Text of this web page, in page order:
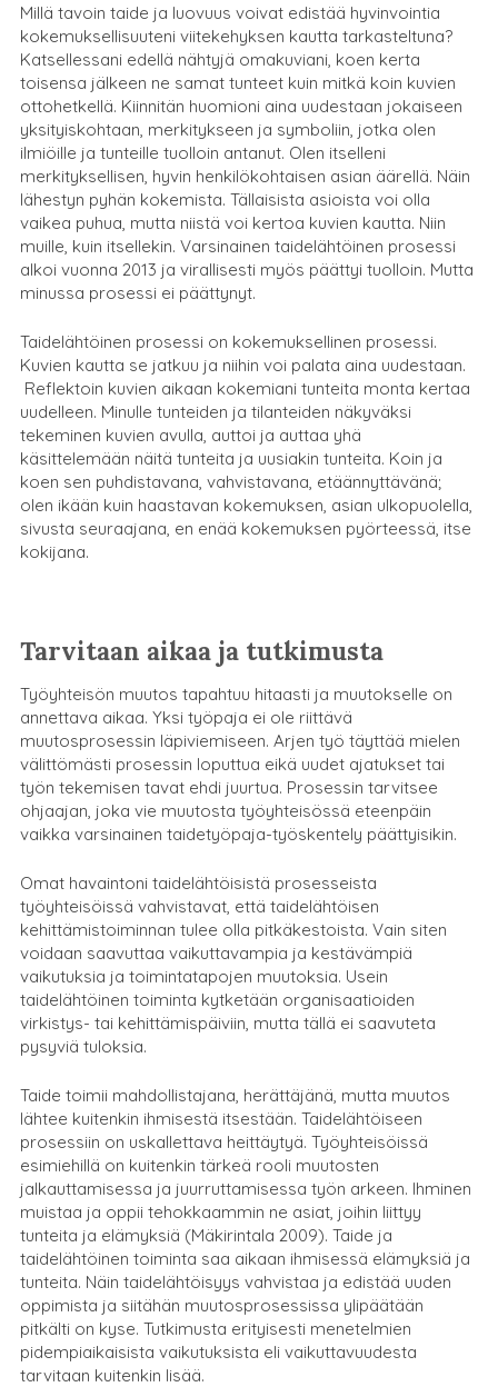
Millä tavoin taide ja luovuus voivat edistää hyvinvointia
kokemuksellisuuteni viitekehyksen kautta tarkasteltuna?
Katsellessani edellä nähtyjä omakuviani, koen kerta
toisensa jälkeen ne samat tunteet kuin mitkä koin kuvien
ottohetkellä. Kiinnitän huomioni aina uudestaan jokaiseen
yksityiskohtaan, merkitykseen ja symboliin, jotka olen
ilmiöille ja tunteille tuolloin antanut. Olen itselleni
merkityksellisen, hyvin henkilökohtaisen asian äärellä. Näin
lähestyn pyhän kokemista. Tällaisista asioista voi olla
vaikea puhua, mutta niistä voi kertoa kuvien kautta. Niin
muille, kuin itsellekin. Varsinainen taidelähtöinen prosessi
alkoi vuonna 2013 ja virallisesti myös päättyi tuolloin. Mutta
minussa prosessi ei päättynyt.
Taidelähtöinen prosessi on kokemuksellinen prosessi.
Kuvien kautta se jatkuu ja niihin voi palata aina uudestaan.
Reflektoin kuvien aikaan kokemiani tunteita monta kertaa
uudelleen. Minulle tunteiden ja tilanteiden näkyväksi
tekeminen kuvien avulla, auttoi ja auttaa yhä
käsittelemään näitä tunteita ja uusiakin tunteita. Koin ja
koen sen puhdistavana, vahvistavana, etäännyttävänä;
olen ikään kuin haastavan kokemuksen, asian ulkopuolella,
sivusta seuraajana, en enää kokemuksen pyörteessä, itse
kokijana.
Tarvitaan aikaa ja tutkimusta
Työyhteisön muutos tapahtuu hitaasti ja muutokselle on
annettava aikaa. Yksi työpaja ei ole riittävä
muutosprosessin läpiviemiseen. Arjen työ täyttää mielen
välittömästi prosessin loputtua eikä uudet ajatukset tai
työn tekemisen tavat ehdi juurtua. Prosessin tarvitsee
ohjaajan, joka vie muutosta työyhteisössä eteenpäin
vaikka varsinainen taidetyöpaja-työskentely päättyisikin.
Omat havaintoni taidelähtöisistä prosesseista
työyhteisöissä vahvistavat, että taidelähtöisen
kehittämistoiminnan tulee olla pitkäkestoista. Vain siten
voidaan saavuttaa vaikuttavampia ja kestävämpiä
vaikutuksia ja toimintatapojen muutoksia. Usein
taidelähtöinen toiminta kytketään organisaatioiden
virkistys- tai kehittämispäiviin, mutta tällä ei saavuteta
pysyviä tuloksia.
Taide toimii mahdollistajana, herättäjänä, mutta muutos
lähtee kuitenkin ihmisestä itsestään. Taidelähtöiseen
prosessiin on uskallettava heittäytyä. Työyhteisöissä
esimiehillä on kuitenkin tärkeä rooli muutosten
jalkauttamisessa ja juurruttamisessa työn arkeen. Ihminen
muistaa ja oppii tehokkaammin ne asiat, joihin liittyy
tunteita ja elämyksiä (Mäkirintala 2009). Taide ja
taidelähtöinen toiminta saa aikaan ihmisessä elämyksiä ja
tunteita. Näin taidelähtöisyys vahvistaa ja edistää uuden
oppimista ja siitähän muutosprosessissa ylipäätään
pitkälti on kyse. Tutkimusta erityisesti menetelmien
pidempiaikaisista vaikutuksista eli vaikuttavuudesta
tarvitaan kuitenkin lisää.